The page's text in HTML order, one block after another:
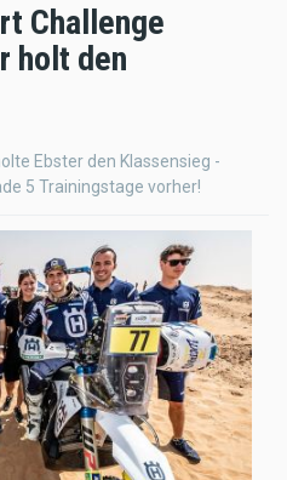
Challenge
holt den
Ebster den Klassensieg -
5 Trainingstage vorher!